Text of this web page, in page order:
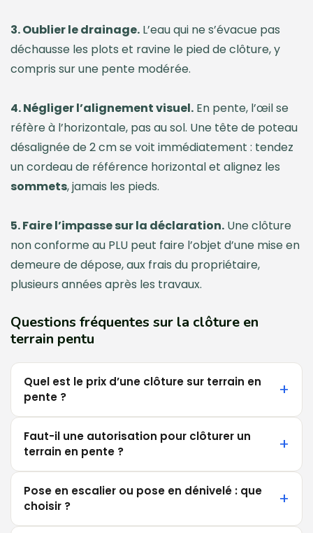
3. Oublier le drainage. L’eau qui ne s’évacue pas
déchausse les plots et ravine le pied de clôture, y
compris sur une pente modérée.
4. Négliger l’alignement visuel. En pente, l’œil se
réfère à l’horizontale, pas au sol. Une tête de poteau
désalignée de 2 cm se voit immédiatement : tendez
un cordeau de référence horizontal et alignez les
sommets, jamais les pieds.
5. Faire l’impasse sur la déclaration. Une clôture
non conforme au PLU peut faire l’objet d’une mise en
demeure de dépose, aux frais du propriétaire,
plusieurs années après les travaux.
Questions fréquentes sur la clôture en
terrain pentu
Quel est le prix d’une clôture sur terrain en
pente ?
Faut-il une autorisation pour clôturer un
terrain en pente ?
Pose en escalier ou pose en dénivelé : que
choisir ?